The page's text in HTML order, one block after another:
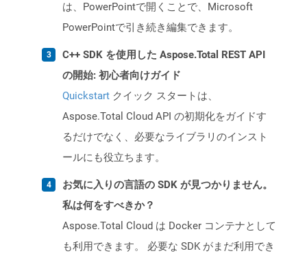
は、PowerPointで開くことで、Microsoft
PowerPointで引き続き編集できます。
C++ SDK を使用した Aspose.Total REST API
の開始: 初心者向けガイド
Quickstart クイック スタートは、
Aspose.Total Cloud API の初期化をガイドす
るだけでなく、必要なライブラリのインスト
ールにも役立ちます。
お気に入りの言語の SDK が見つかりません。
私は何をすべきか？
Aspose.Total Cloud は Docker コンテナとして
も利用できます。 必要な SDK がまだ利用でき